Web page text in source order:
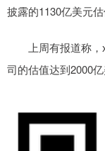
披露的1130亿美元估
上周有报道称，
司的估值达到2000亿